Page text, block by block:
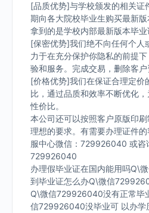
[品质优势]与学校颁发的相关证
期向各大院校毕业生购买最新
拿到的是学校内部最新版本毕业
[保密优势]我们绝不向任何个人
力于在充分保护你隐私的前提
验和服务。完成交易，删除客
[价格优势]我们在保证合理定价
比，通过品质和效率不断优化
性价比。
本公司还可以按照客户原版印
理想的要求。有需要办理证件
服中心微信：729926040 或咨
729926040
办理假毕业证在国内能用吗Q\
到毕业证怎么办Q\微信
Q\微信729926040没有正常毕
信729926040没毕业可 以办学